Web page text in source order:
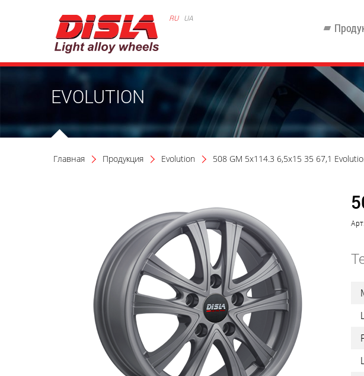
RU UA
EVOLUTION
Главная Продукция Evolution 508 GM 5x114.3 6,5x15 35 67,1